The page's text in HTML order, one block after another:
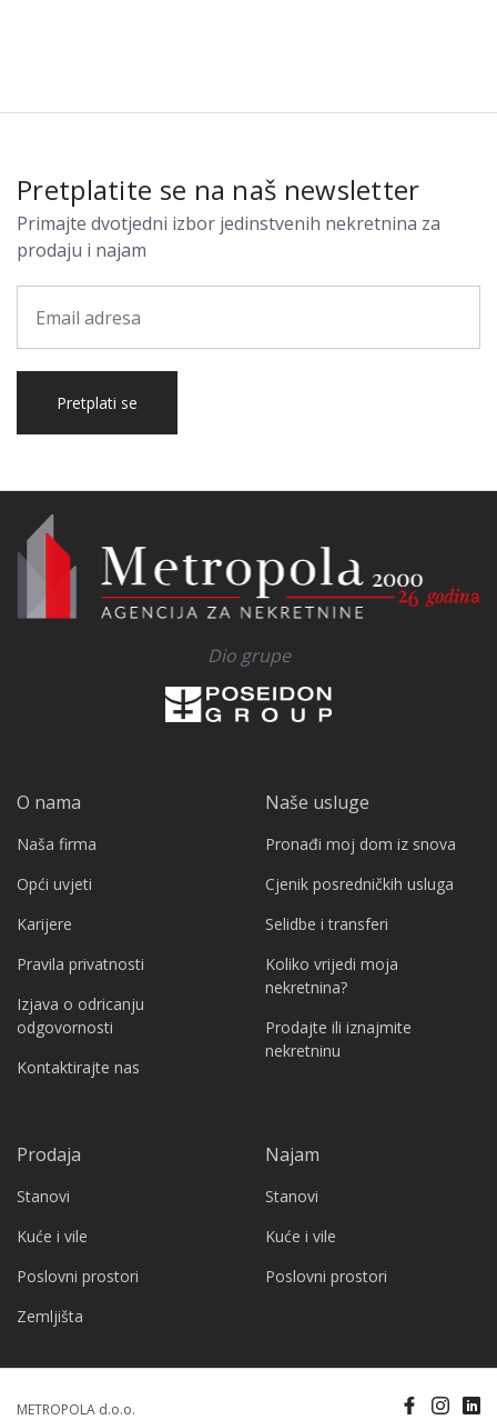
Pretplatite se na naš newsletter
Primajte dvotjedni izbor jedinstvenih nekretnina za
prodaju i najam
Pretplati se
Dio grupe
O nama
Naša firma
Opći uvjeti
Karijere
Pravila privatnosti
Izjava o odricanju
odgovornosti
Kontaktirajte nas
Naše usluge
Pronađi moj dom iz snova
Cjenik posredničkih usluga
Selidbe i transferi
Koliko vrijedi moja
nekretnina?
Prodajte ili iznajmite
nekretninu
Prodaja
Stanovi
Kuće i vile
Poslovni prostori
Zemljišta
Najam
Stanovi
Kuće i vile
Poslovni prostori
METROPOLA d.o.o.